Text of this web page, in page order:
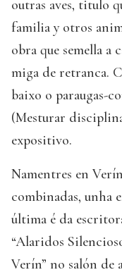
outras aves, titulo
familia y otros
obra que semella a
miga de retranca.
baixo o paraugas-
(Mesturar
expositivo.
Namentres en
combinadas, unha
última é da
“Alaridos
Verín” no salón de